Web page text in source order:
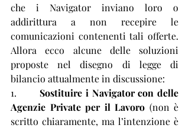
che i Navigator inviano loro o
addirittura a non recepire le
comunicazioni contenenti tali offerte.
Allora ecco alcune delle soluzioni
proposte nel disegno di legge di
bilancio attualmente in discussione:
1. Sostituire i Navigator con delle
Agenzie Private per il Lavoro (non è
scritto chiaramente, ma l’intenzione è